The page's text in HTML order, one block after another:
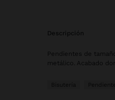
descripción
Pendientes de
metálico. Acabado
Bisutería